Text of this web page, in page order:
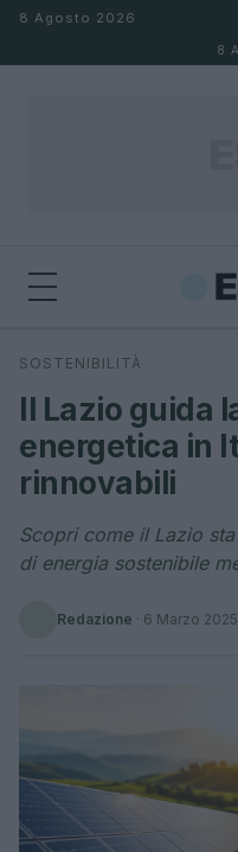
Salta al contenuto
8 Agosto 2026
8
Cerca
SOSTENIBILITÀ
Il Lazio guida
energetica in
rinnovabili
Scopri come il Lazio
di energia sostenibile
Redazione · 6 Marzo 2025